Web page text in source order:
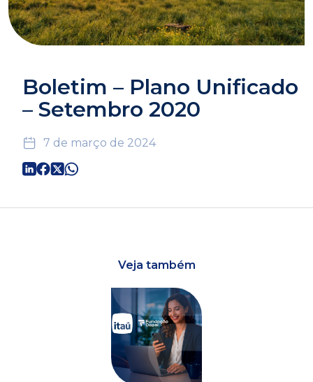
Boletim – Plano Unificado
– Setembro 2020
7 de março de 2024
Veja também